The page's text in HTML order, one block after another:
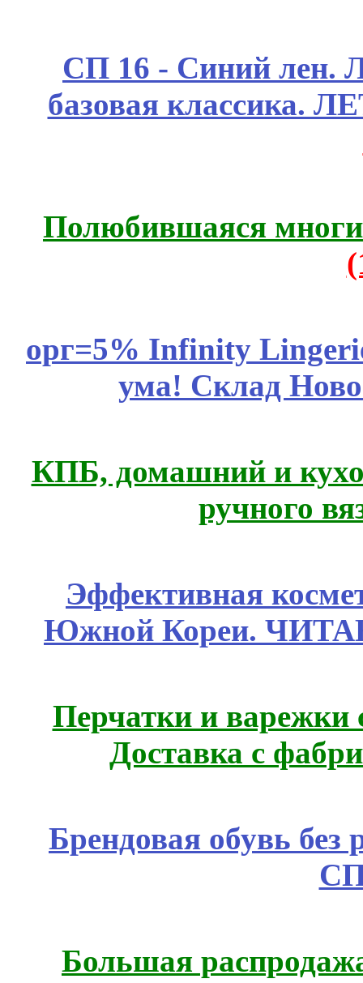
СП 16 - Синий лен.
базовая
Полюбившаяся
орг=5% Infinity
ума! Склад
КПБ, домашний и
ручного
Эффективная
Южной Кореи.
Перчатки и варежки
Доставка с
Брендовая обувь без
Большая